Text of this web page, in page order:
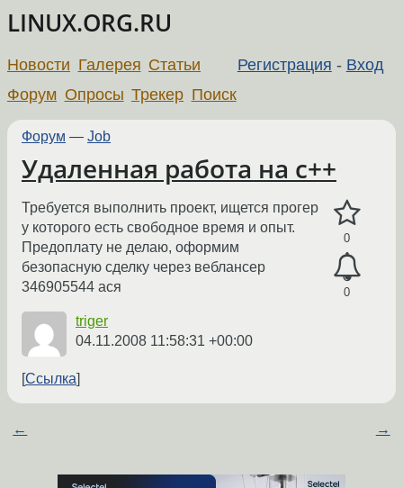
LINUX.ORG.RU
Регистрация - Вход
Новости Галерея Статьи
Форум Опросы Трекер Поиск
Форум — Job
Удаленная работа на с++
0
0
Требуется выполнить проект, ищется прогер
у которого есть свободное время и опыт.
Предоплату не делаю, оформим
безопасную сделку через веблансер
346905544 ася
triger
04.11.2008 11:58:31 +00:00
Ссылка
← →